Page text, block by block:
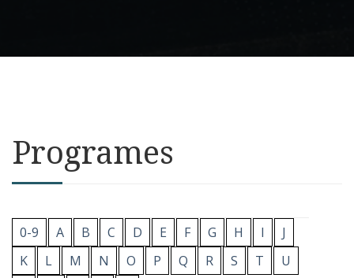
Programes
0-9 A B C D E F G H I
J
K
L M N O P Q R S T
U